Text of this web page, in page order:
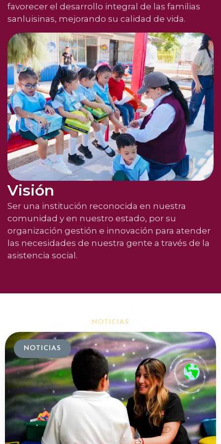
favorecer el desarrollo integral de las familias
sanluisinas, mejorando su calidad de vida.
Visión
Ser una institución reconocida en nuestra
comunidad y en nuestro estado, por su
organización gestión e innovación para atender
las necesidades de nuestra gente a través de la
asistencia social.
NOTICIAS
NOTICIAS